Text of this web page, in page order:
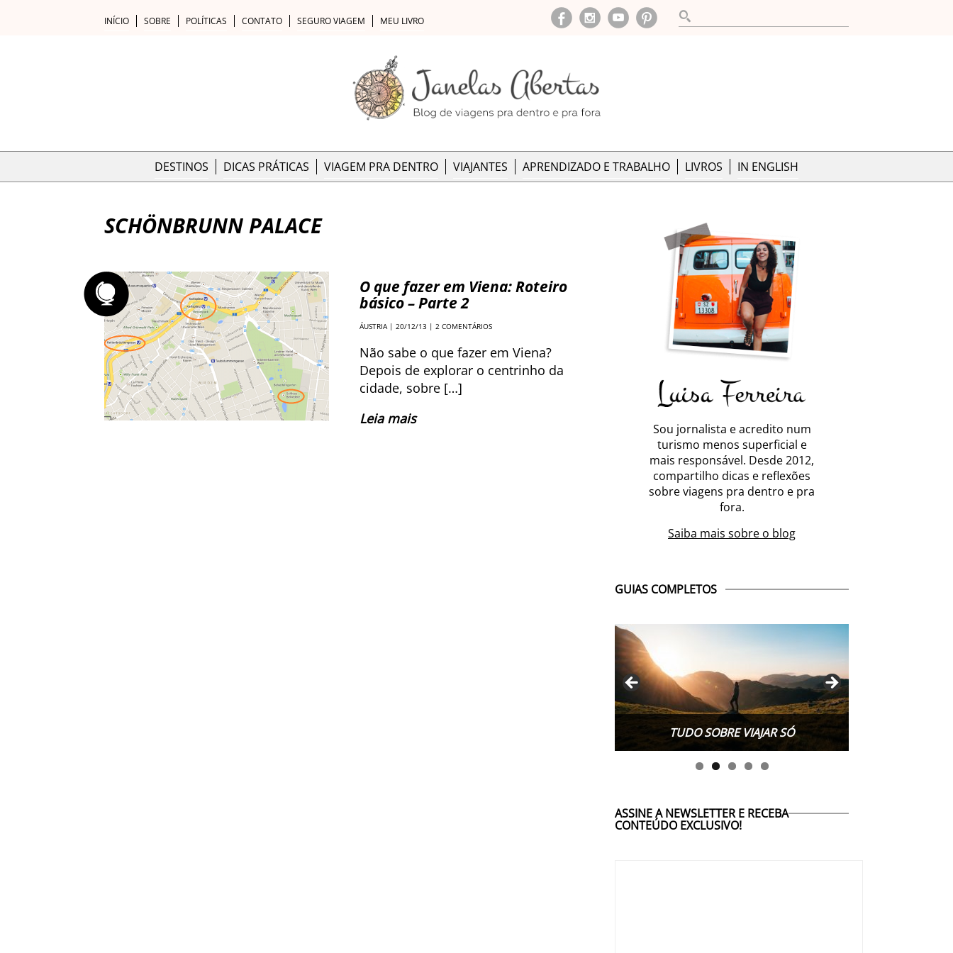
INÍCIO SOBRE POLÍTICAS CONTATO SEGURO VIAGEM MEU LIVRO
DESTINOS DICAS PRÁTICAS VIAGEM PRA DENTRO VIAJANTES APRENDIZADO E TRABALHO LIVROS IN ENGLISH
SCHÖNBRUNN PALACE
O que fazer em Viena: Roteiro
básico – Parte 2
ÁUSTRIA| 20/12/13 | 2 COMENTÁRIOS
Não sabe o que fazer em Viena?
Depois de explorar o centrinho da
cidade, sobre […]
Leia mais
Sou jornalista e acredito num
turismo menos superficial e
mais responsável. Desde 2012,
compartilho dicas e reflexões
sobre viagens pra dentro e pra
fora.
Saiba mais sobre o blog
GUIAS COMPLETOS
TUDO SOBRE VIAJAR SÓ
ASSINE A NEWSLETTER E RECEBA
CONTEÚDO EXCLUSIVO!